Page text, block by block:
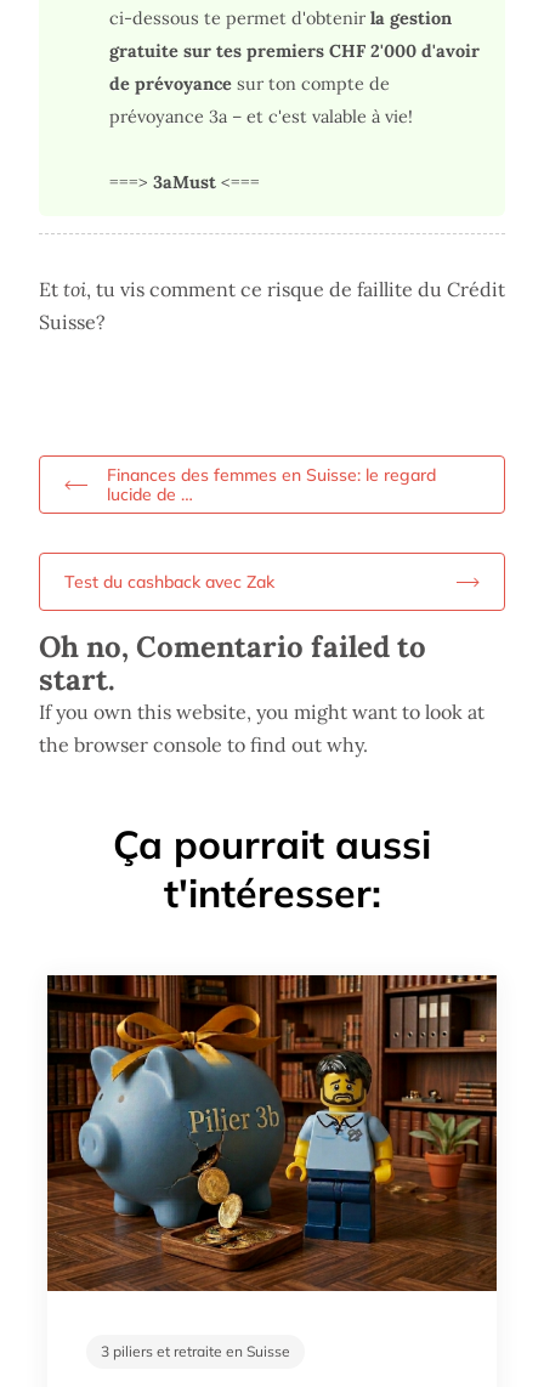
ci-dessous te permet d'obtenir la gestion
gratuite sur tes premiers CHF 2'000 d'avoir
de prévoyancesur ton compte de
prévoyance 3a – et c'est valable à vie!
===> 3aMust<===
Et toi, tu vis comment ce risque de faillite du Crédit
Suisse?
Finances des femmes en Suisse: le regard
lucide de …
Test du cashback avec Zak
Oh no, Comentario failed to
start.
If you own this website, you might want to look at
the browser console to find out why.
Ça pourrait aussi
t'intéresser:
3 piliers et retraite en Suisse